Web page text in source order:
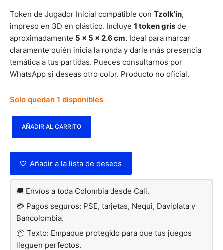
Token de Jugador Inicial compatible con Tzolk’in,
impreso en 3D en plástico. Incluye 1 token gris de
aproximadamente 5 × 5 × 2.6 cm. Ideal para marcar
claramente quién inicia la ronda y darle más presencia
temática a tus partidas. Puedes consultarnos por
WhatsApp si deseas otro color. Producto no oficial.
Solo quedan 1 disponibles
AÑADIR AL CARRITO
Añadir a la lista de deseos
🚚 Envíos a toda Colombia desde Cali.
💳 Pagos seguros: PSE, tarjetas, Nequi, Daviplata y
Bancolombia.
📦 Texto: Empaque protegido para que tus juegos
lleguen perfectos.